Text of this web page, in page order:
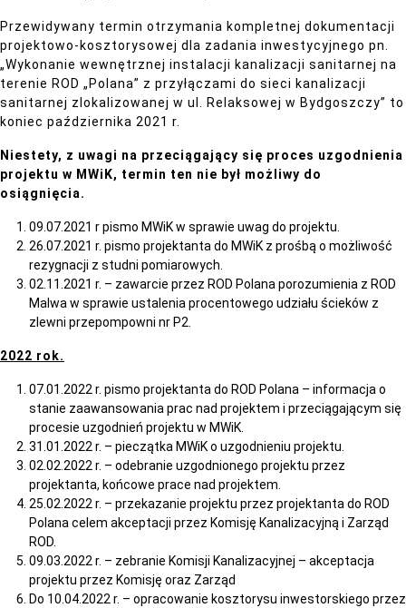
Przewidywany termin otrzymania kompletnej dokumentacji
projektowo-kosztorysowej dla zadania inwestycyjnego pn.
„Wykonanie wewnętrznej instalacji kanalizacji sanitarnej na
terenie ROD „Polana” z przyłączami do sieci kanalizacji
sanitarnej zlokalizowanej w ul. Relaksowej w Bydgoszczy” to
koniec października 2021 r.
Niestety, z uwagi na przeciągający się proces uzgodnienia
projektu w MWiK, termin ten nie był możliwy do
osiągnięcia.
09.07.2021 r pismo MWiK w sprawie uwag do projektu.
26.07.2021 r. pismo projektanta do MWiK z prośbą o możliwość
rezygnacji z studni pomiarowych.
02.11.2021 r. – zawarcie przez ROD Polana porozumienia z ROD
Malwa w sprawie ustalenia procentowego udziału ścieków z
zlewni przepompowni nr P2.
2022 rok.
07.01.2022 r. pismo projektanta do ROD Polana – informacja o
stanie zaawansowania prac nad projektem i przeciągającym się
procesie uzgodnień projektu w MWiK.
31.01.2022 r. – pieczątka MWiK o uzgodnieniu projektu.
02.02.2022 r. – odebranie uzgodnionego projektu przez
projektanta, końcowe prace nad projektem.
25.02.2022 r. – przekazanie projektu przez projektanta do ROD
Polana celem akceptacji przez Komisję Kanalizacyjną i Zarząd
ROD.
09.03.2022 r. – zebranie Komisji Kanalizacyjnej – akceptacja
projektu przez Komisję oraz Zarząd
Do 10.04.2022 r. – opracowanie kosztorysu inwestorskiego przez